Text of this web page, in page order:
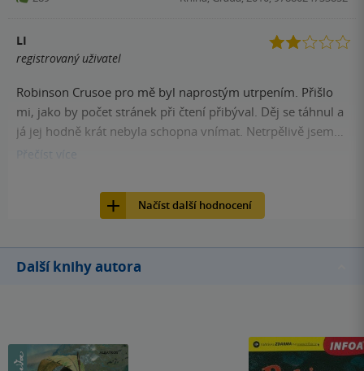
otevřu, až je děj na pustém ostrově. Pro děti doporučuji
LI
registrovaný uživatel
Robinson Crusoe pro mě byl naprostým utrpením. Přišlo
mi, jako by počet stránek při čtení přibýval. Děj se táhnul a
já jej hodně krát nebyla schopna vnímat. Netrpělivě jsem
čekala na moment, kdy se objeví Pátek, a když se tak stalo,
stejně vrátila k předešlé nudnosti. Nenadchlo mě to a je to
rozhodně jedna z těch knih, které už si nikdy nepřečtu
Přečíst
Načíst další hodnocení
Další knihy autora